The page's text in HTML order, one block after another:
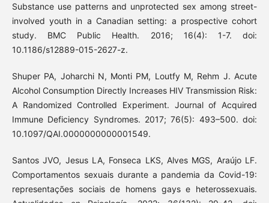
Substance use patterns and unprotected sex among street-
involved youth in a Canadian setting: a prospective cohort
study. BMC Public Health. 2016; 16(4): 1-7. doi:
10.1186/s12889-015-2627-z.
Shuper PA, Joharchi N, Monti PM, Loutfy M, Rehm J. Acute
Alcohol Consumption Directly Increases HIV Transmission Risk:
A Randomized Controlled Experiment. Journal of Acquired
Immune Deficiency Syndromes. 2017; 76(5): 493–500. doi:
10.1097/QAI.0000000000001549.
Santos JVO, Jesus LA, Fonseca LKS, Alves MGS, Araújo LF.
Comportamentos sexuais durante a pandemia da Covid-19:
representações sociais de homens gays e heterossexuais.